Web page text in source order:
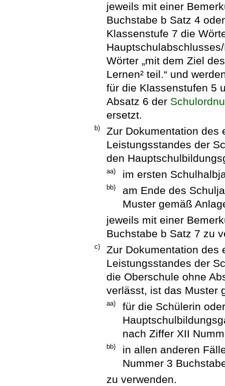
jeweils mit einer
Buchstabe b Satz 4
Klassenstufe 7 die
Wörter „mit dem Ziel
Lernen² teil.“ und
für die Klassenstufen 5
Absatz 6 der
ersetzt.
b)
Zur Dokumentation des
Leistungsstandes der
den
aa) im ersten
bb)
am Ende des
Muster gemäß
jeweils mit einer
Buchstabe b Satz 7 zu
c)
Zur Dokumentation des
Leistungsstandes der
die Oberschule ohne
verlässt, ist das Muster
aa)
für die Schülerin
nach Ziffer XII
bb)
in allen anderen
Nummer 3
zu verwenden.